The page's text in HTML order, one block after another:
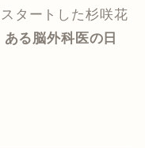
タートした杉咲花
ある脳外科医の日